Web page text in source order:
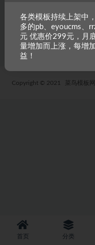
机版)
5 年前 21
Copyright © 2021 菜鸟模板网
首页 分类
各类模板持续上架中
多的pb、eyoucms、
元 优惠价299元，月
量增加而上涨，每增
益！